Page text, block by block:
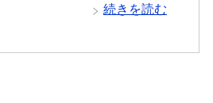
続きを読む